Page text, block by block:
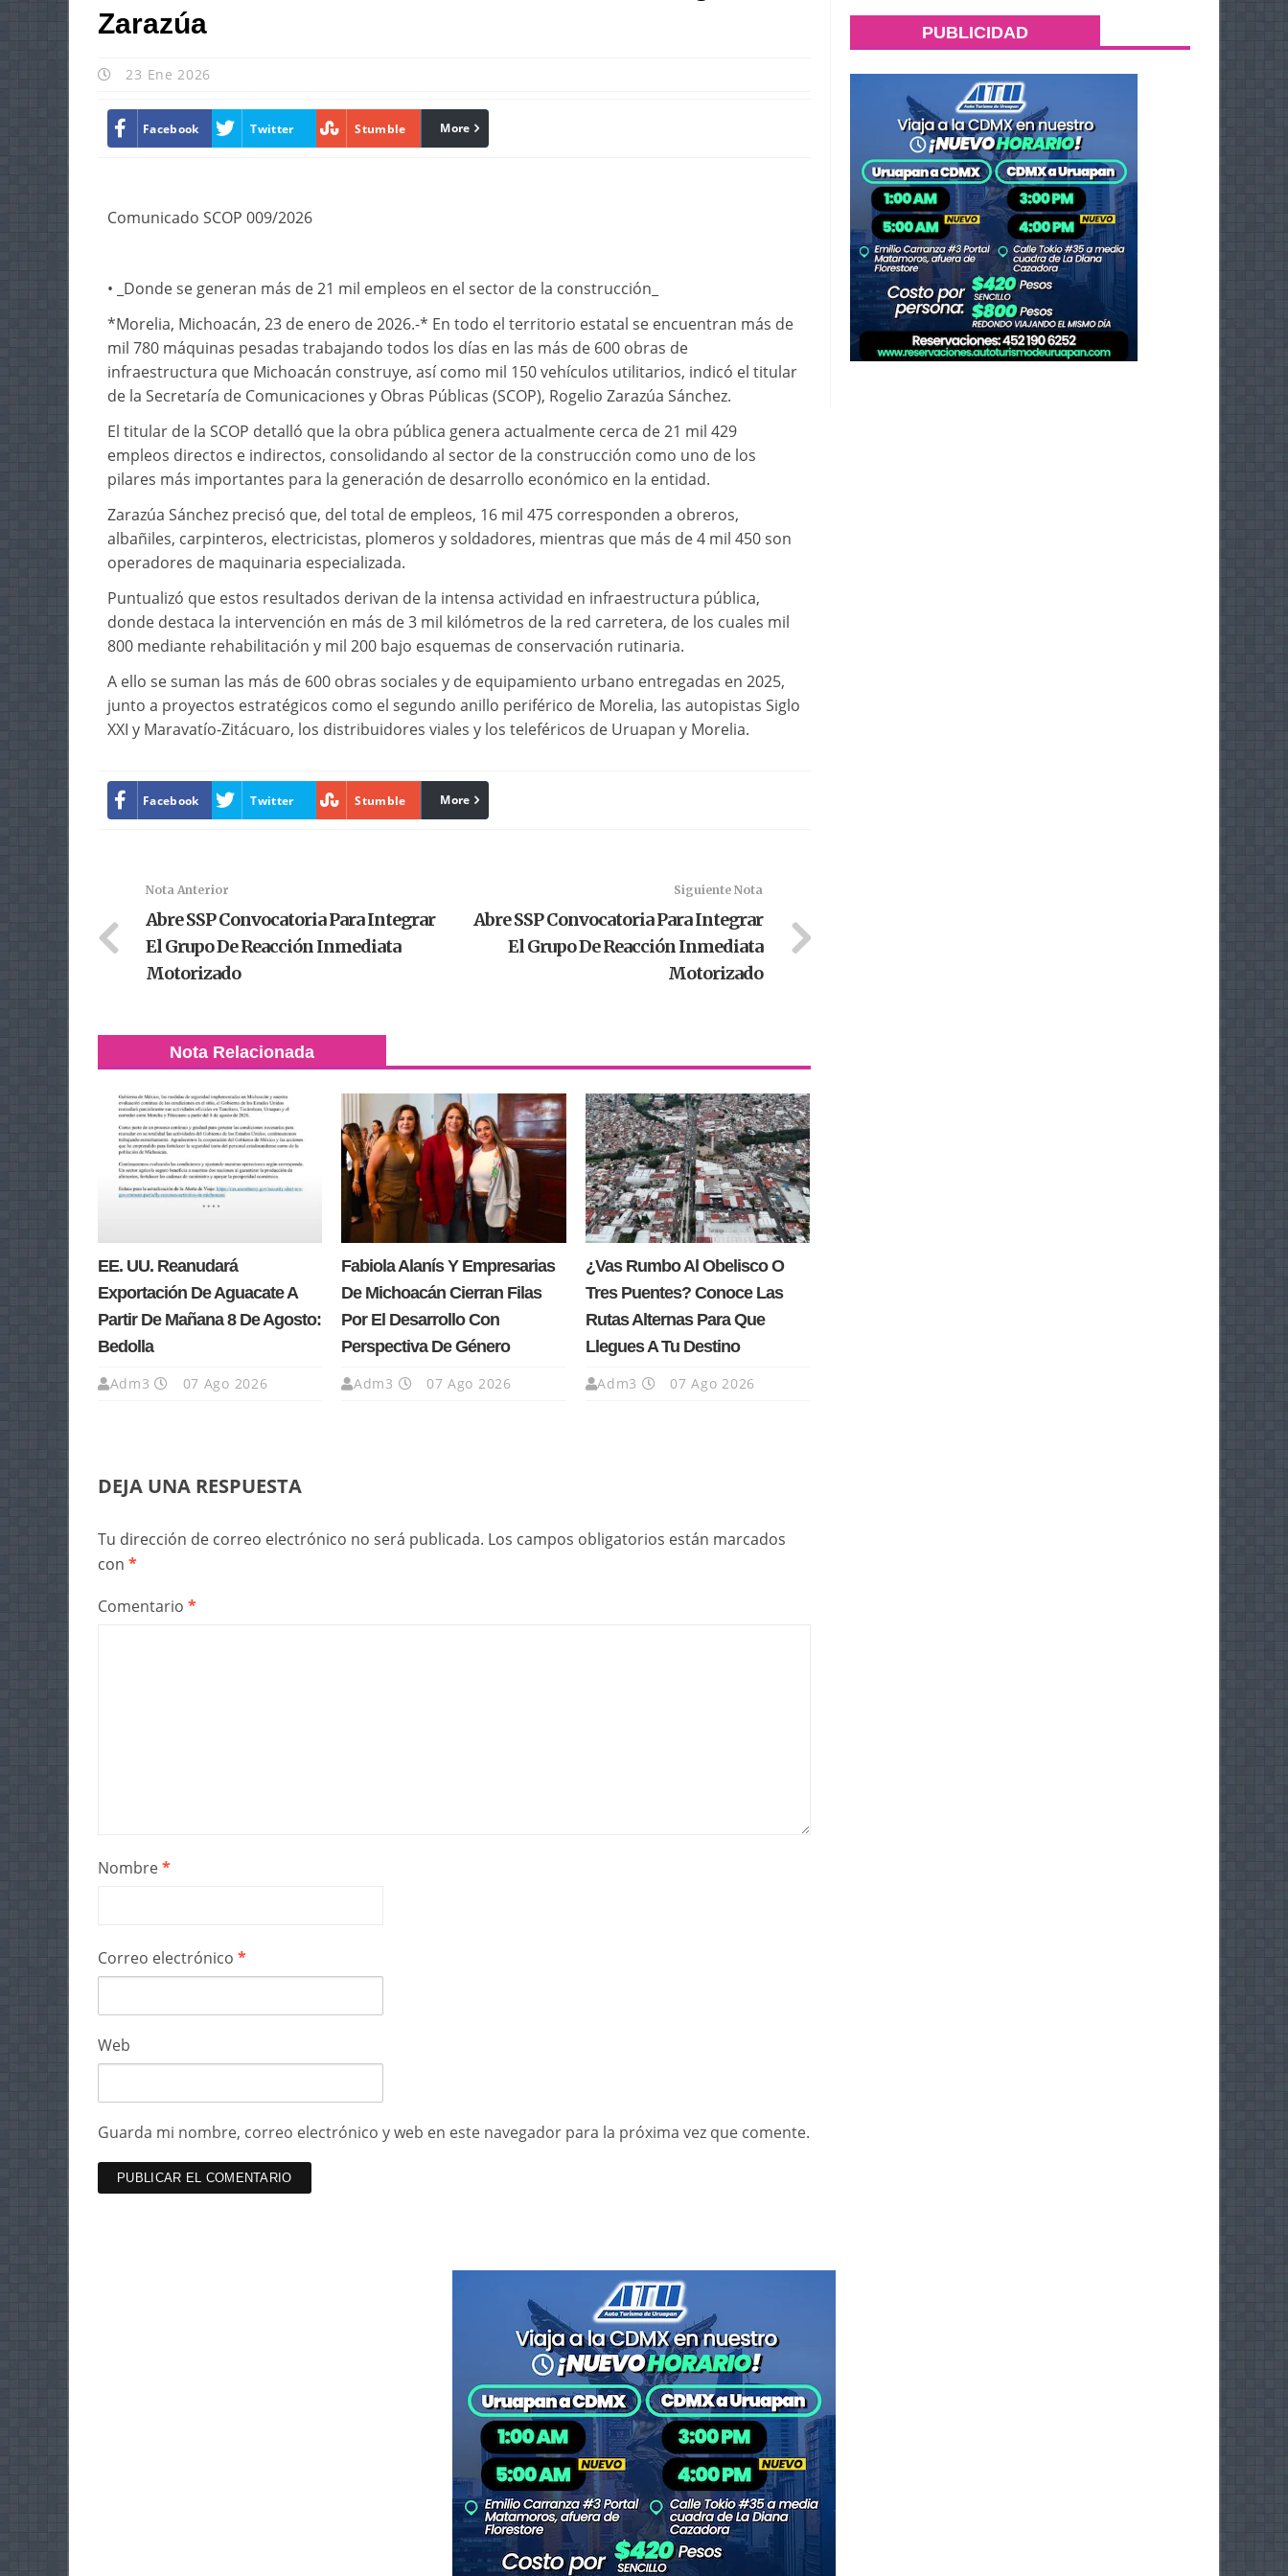
Zarazúa
23 Ene 2026
Facebook Twitter Stumble linkedin
More
Comunicado SCOP 009/2026
• _Donde se generan más de 21 mil empleos en el sector de la construcción_
*Morelia, Michoacán, 23 de enero de 2026.-* En todo el territorio estatal se encuentran más de
mil 780 máquinas pesadas trabajando todos los días en las más de 600 obras de
infraestructura que Michoacán construye, así como mil 150 vehículos utilitarios, indicó el titular
de la Secretaría de Comunicaciones y Obras Públicas (SCOP), Rogelio Zarazúa Sánchez.
El titular de la SCOP detalló que la obra pública genera actualmente cerca de 21 mil 429
empleos directos e indirectos, consolidando al sector de la construcción como uno de los
pilares más importantes para la generación de desarrollo económico en la entidad.
Zarazúa Sánchez precisó que, del total de empleos, 16 mil 475 corresponden a obreros,
albañiles, carpinteros, electricistas, plomeros y soldadores, mientras que más de 4 mil 450 son
operadores de maquinaria especializada.
Puntualizó que estos resultados derivan de la intensa actividad en infraestructura pública,
donde destaca la intervención en más de 3 mil kilómetros de la red carretera, de los cuales mil
800 mediante rehabilitación y mil 200 bajo esquemas de conservación rutinaria.
A ello se suman las más de 600 obras sociales y de equipamiento urbano entregadas en 2025,
junto a proyectos estratégicos como el segundo anillo periférico de Morelia, las autopistas Siglo
XXI y Maravatío-Zitácuaro, los distribuidores viales y los teleféricos de Uruapan y Morelia.
Facebook Twitter Stumble linkedin
More
Nota Anterior
Abre SSP Convocatoria Para Integrar
El Grupo De Reacción Inmediata
Motorizado
Siguiente Nota
Abre SSP Convocatoria Para Integrar
El Grupo De Reacción Inmediata
Motorizado
Nota Relacionada
EE. UU. Reanudará
Exportación De Aguacate A
Partir De Mañana 8 De Agosto:
Bedolla
Adm3 07 Ago 2026
Fabiola Alanís Y Empresarias
De Michoacán Cierran Filas
Por El Desarrollo Con
Perspectiva De Género
Adm3 07 Ago 2026
¿Vas Rumbo Al Obelisco O
Tres Puentes? Conoce Las
Rutas Alternas Para Que
Llegues A Tu Destino
Adm3 07 Ago 2026
DEJA UNA RESPUESTA
Tu dirección de correo electrónico no será publicada. Los campos obligatorios están marcados
con *
Comentario *
Nombre*
Correo electrónico *
Web
Guarda mi nombre, correo electrónico y web en este navegador para la próxima vez que comente.
PUBLICIDAD